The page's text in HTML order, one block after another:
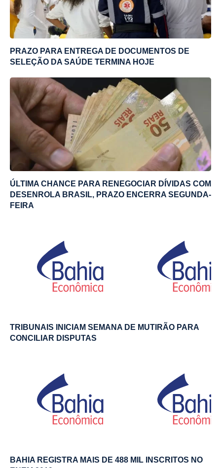
PRAZO PARA ENTREGA DE DOCUMENTOS DE
SELEÇÃO DA SAÚDE TERMINA HOJE
ÚLTIMA CHANCE PARA RENEGOCIAR DÍVIDAS COM
DESENROLA BRASIL, PRAZO ENCERRA SEGUNDA-
FEIRA
TRIBUNAIS INICIAM SEMANA DE MUTIRÃO PARA
CONCILIAR DISPUTAS
BAHIA REGISTRA MAIS DE 488 MIL INSCRITOS NO